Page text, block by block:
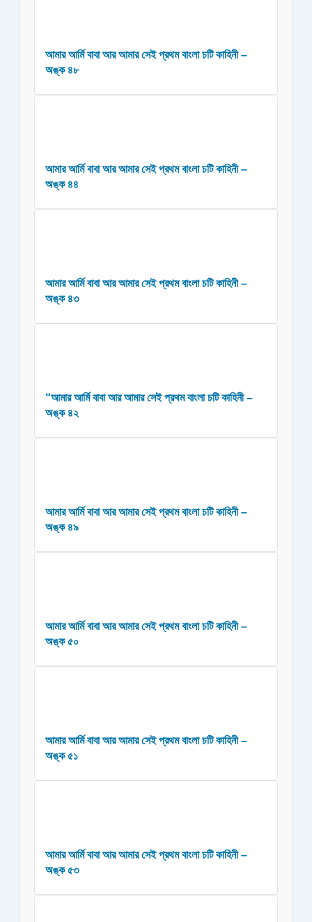
আমার আর্মি বাবা আর আমার সেই প্রথম বাংলা চটি কাহিনী –
অঙ্ক ৪৮
আমার আর্মি বাবা আর আমার সেই প্রথম বাংলা চটি কাহিনী –
অঙ্ক ৪৪
আমার আর্মি বাবা আর আমার সেই প্রথম বাংলা চটি কাহিনী –
অঙ্ক ৪৩
“আমার আর্মি বাবা আর আমার সেই প্রথম বাংলা চটি কাহিনী –
অঙ্ক ৪২
আমার আর্মি বাবা আর আমার সেই প্রথম বাংলা চটি কাহিনী –
অঙ্ক ৪৯
আমার আর্মি বাবা আর আমার সেই প্রথম বাংলা চটি কাহিনী –
অঙ্ক ৫০
আমার আর্মি বাবা আর আমার সেই প্রথম বাংলা চটি কাহিনী –
অঙ্ক ৫১
আমার আর্মি বাবা আর আমার সেই প্রথম বাংলা চটি কাহিনী –
অঙ্ক ৫৩